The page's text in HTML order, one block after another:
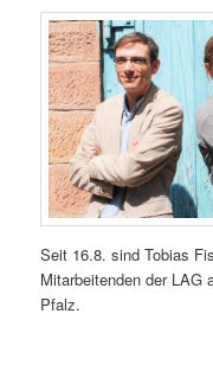
Seit 16.8. sind Tobias
Mitarbeitenden der LAG
Pfalz.